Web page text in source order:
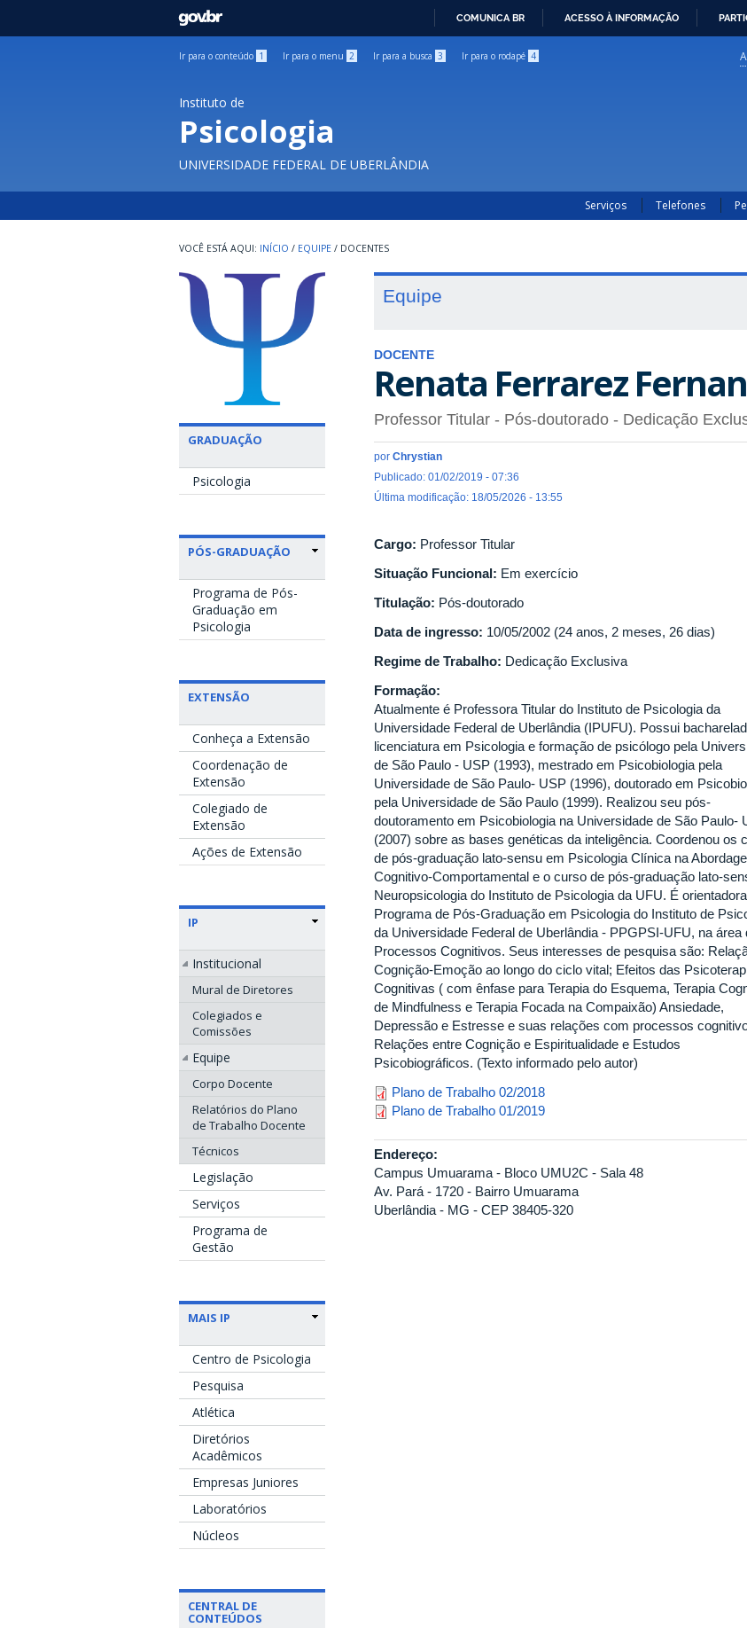
GOVBR
COMUNICA BR ACESSO À INFORMAÇÃO
Ir para o conteúdo 1 Ir para o menu 2 Ir para a busca 3 Ir para o rodapé 4
Instituto de
Psicologia
UNIVERSIDADE FEDERAL DE UBERLÂNDIA
Serviços Telefones
INÍCIO / EQUIPE / DOCENTES
GRADUAÇÃO
Psicologia
PÓS-GRADUAÇÃO
Programa de Pós-
Graduação em
Psicologia
EXTENSÃO
Conheça a Extensão
Coordenação de
Extensão
Colegiado de
Extensão
Ações de Extensão
IP
Institucional
Mural de Diretores
Colegiados e
Comissões
Equipe
Corpo Docente
Relatórios do Plano
de Trabalho Docente
Técnicos
Legislação
Serviços
Programa de
Gestão
MAIS IP
Centro de Psicologia
Pesquisa
Atlética
Diretórios
Acadêmicos
Empresas Juniores
Laboratórios
Núcleos
CENTRAL DE
CONTEÚDOS
Equipe
DOCENTE
Renata Ferrarez
Professor Titular - Pós-doutorado - Dedicação
por Chrystian
Publicado: 01/02/2019 - 07:36
Última modificação: 18/05/2026 - 13:55
Cargo: Professor Titular
Situação Funcional: Em exercício
Titulação: Pós-doutorado
Data de ingresso: 10/05/2002 (24 anos, 2 meses, 26 dias)
Regime de Trabalho: Dedicação Exclusiva
Formação:
Atualmente é Professora Titular do Instituto de Psicologia da
Universidade Federal de Uberlândia (IPUFU). Possui
licenciatura em Psicologia e formação de psicólogo pela
de São Paulo - USP (1993), mestrado em Psicobiologia pela
Universidade de São Paulo- USP (1996), doutorado em
pela Universidade de São Paulo (1999). Realizou seu pós-
doutoramento em Psicobiologia na Universidade de São Paulo-
(2007) sobre as bases genéticas da inteligência. Coordenou os
de pós-graduação lato-sensu em Psicologia Clínica na
Cognitivo-Comportamental e o curso de pós-graduação lato-
Neuropsicologia do Instituto de Psicologia da UFU. É
Programa de Pós-Graduação em Psicologia do Instituto de
da Universidade Federal de Uberlândia - PPGPSI-UFU, na área
Processos Cognitivos. Seus interesses de pesquisa são:
Cognição-Emoção ao longo do ciclo vital; Efeitos das
Cognitivas ( com ênfase para Terapia do Esquema, Terapia
de Mindfulness e Terapia Focada na Compaixão) Ansiedade,
Depressão e Estresse e suas relações com processos
Relações entre Cognição e Espiritualidade e Estudos
Psicobiográficos. (Texto informado pelo autor)
renata_ferrarez_2018_2.pdf
Plano de Trabalho 02/2018
renata_ferrarez_2019_1.pdf
Plano de Trabalho 01/2019
Endereço:
Campus Umuarama - Bloco UMU2C - Sala 48
Av. Pará - 1720 - Bairro Umuarama
Uberlândia - MG - CEP 38405-320